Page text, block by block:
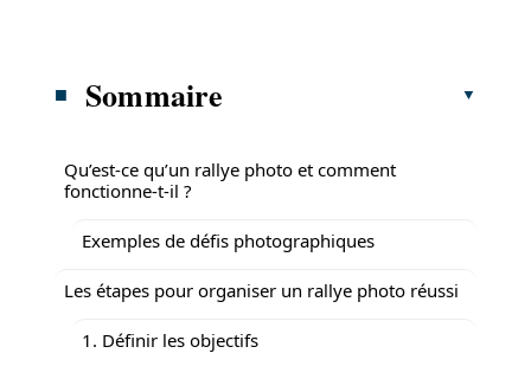
Sommaire
Qu’est-ce qu’un rallye photo et comment
fonctionne-t-il ?
Exemples de défis photographiques
Les étapes pour organiser un rallye photo réussi
1. Définir les objectifs